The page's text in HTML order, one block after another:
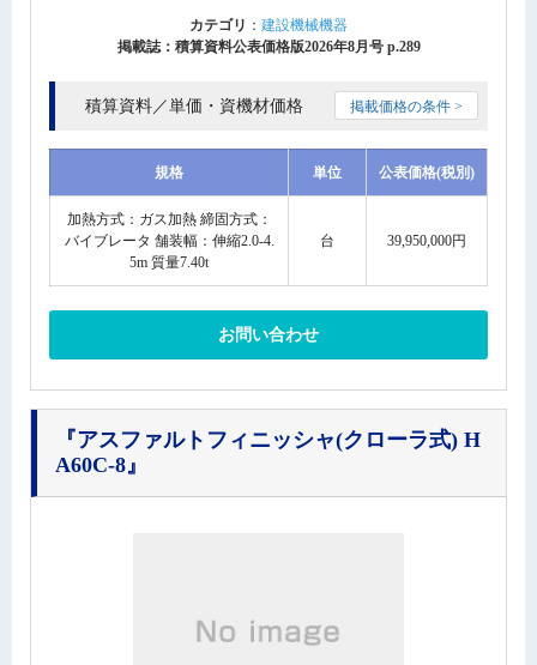
カテゴリ ： 建設機械機器
掲載誌：積算資料公表価格版2026年8月号 p.289
積算資料／単価・資機材価格 掲載価格の条件 >
規格 単位 公表価格(税別)
加熱方式：ガス加熱 締固方式：
バイブレータ 舗装幅：伸縮2.0-4.
5m 質量7.40t
台 39,950,000円
お問い合わせ
『アスファルトフィニッシャ(クローラ式) H
A60C-8』